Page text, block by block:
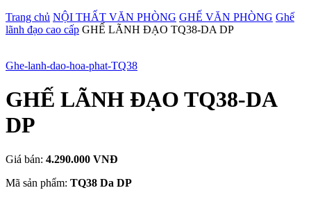
Trang chủ NỘI THẤT VĂN PHÒNG GHẾ VĂN PHÒNG Ghế
lãnh đạo cao cấp GHẾ LÃNH ĐẠO TQ38-DA DP
Ghe-lanh-dao-hoa-phat-TQ38
GHẾ LÃNH ĐẠO TQ38-DA
DP
Giá bán: 4.290.000 VNĐ
Mã sản phẩm: TQ38 Da DP